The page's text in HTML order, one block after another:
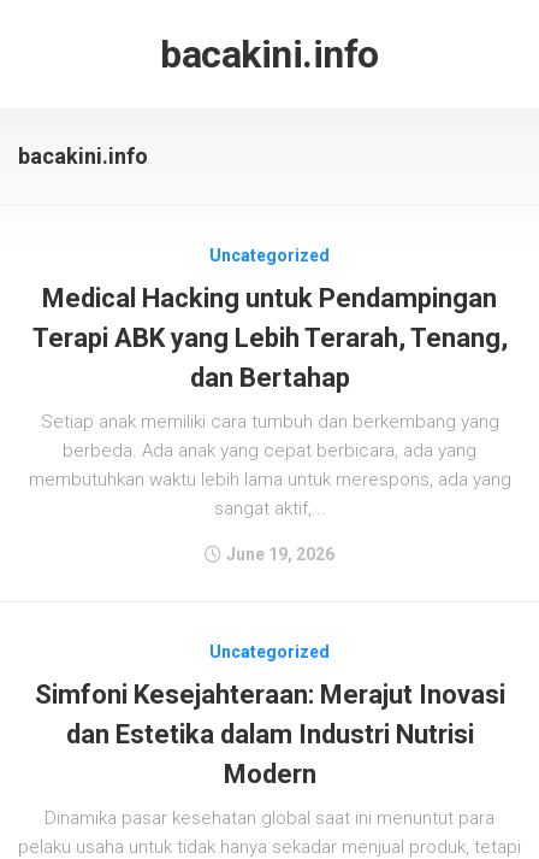
bacakini.info
bacakini.info
Uncategorized
Medical Hacking untuk Pendampingan
Terapi ABK yang Lebih Terarah, Tenang,
dan Bertahap
Setiap anak memiliki cara tumbuh dan berkembang yang
berbeda. Ada anak yang cepat berbicara, ada yang
membutuhkan waktu lebih lama untuk merespons, ada yang
sangat aktif,...
June 19, 2026
Uncategorized
Simfoni Kesejahteraan: Merajut Inovasi
dan Estetika dalam Industri Nutrisi
Modern
Dinamika pasar kesehatan global saat ini menuntut para
pelaku usaha untuk tidak hanya sekadar menjual produk, tetapi